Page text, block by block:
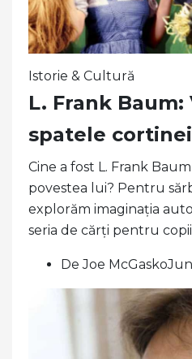
Istorie & Cultură
L. Frank
spatele cortinei
Cine a fost L. Frank
povestea lui? Pentru
explorăm imaginația
seria de cărți pentru
De Joe McGaskoJun